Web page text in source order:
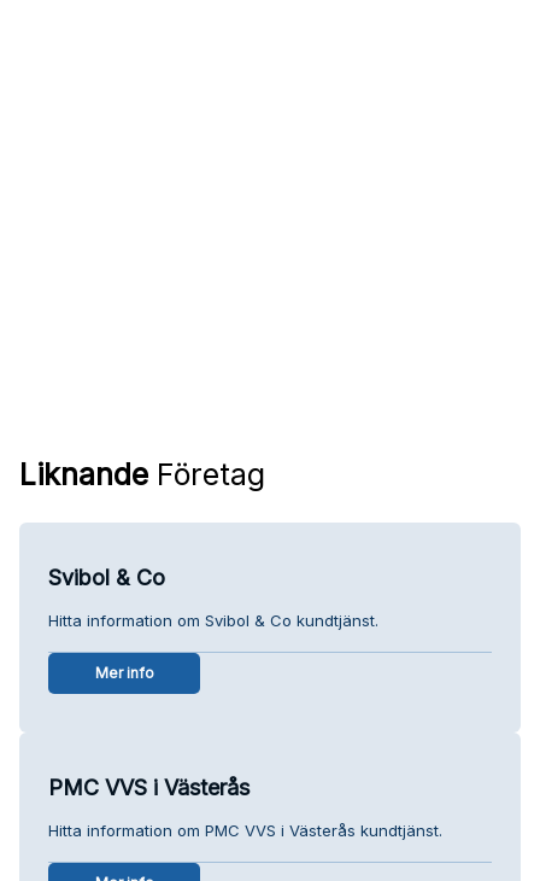
Liknande Företag
Svibol & Co
Hitta information om Svibol & Co kundtjänst.
Mer info
PMC VVS i Västerås
Hitta information om PMC VVS i Västerås kundtjänst.